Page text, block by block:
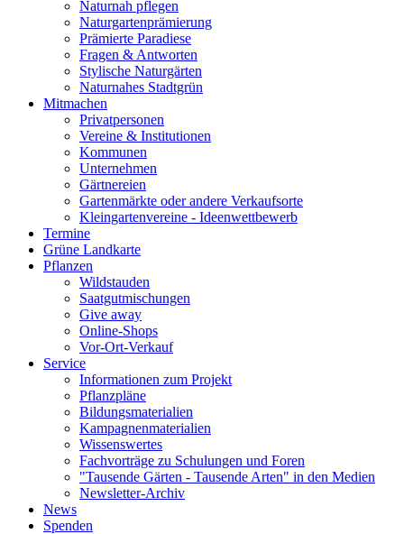
Naturnah pflegen
Naturgartenprämierung
Prämierte Paradiese
Fragen & Antworten
Stylische Naturgärten
Naturnahes Stadtgrün
Mitmachen
Privatpersonen
Vereine & Institutionen
Kommunen
Unternehmen
Gärtnereien
Gartenmärkte oder andere Verkaufsorte
Kleingartenvereine - Ideenwettbewerb
Termine
Grüne Landkarte
Pflanzen
Wildstauden
Saatgutmischungen
Give away
Online-Shops
Vor-Ort-Verkauf
Service
Informationen zum Projekt
Pflanzpläne
Bildungsmaterialien
Kampagnenmaterialien
Wissenswertes
Fachvorträge zu Schulungen und Foren
"Tausende Gärten - Tausende Arten" in den Medien
Newsletter-Archiv
News
Spenden